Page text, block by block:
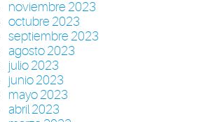
noviembre 2023
octubre 2023
septiembre 2023
agosto 2023
julio 2023
junio 2023
mayo 2023
abril 2023